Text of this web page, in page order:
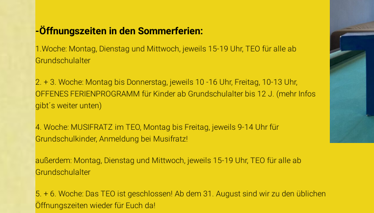
-Öffnungszeiten in den Sommerferien:
1.Woche: Montag, Dienstag und Mittwoch, jeweils 15-19 Uhr, TEO für alle ab
Grundschulalter
2. + 3. Woche: Montag bis Donnerstag, jeweils 10 -16 Uhr, Freitag, 10-13 Uhr,
OFFENES FERIENPROGRAMM für Kinder ab Grundschulalter bis 12 J. (mehr Infos
gibt´s weiter unten)
4. Woche: MUSIFRATZ im TEO, Montag bis Freitag, jeweils 9-14 Uhr für
Grundschulkinder, Anmeldung bei Musifratz!
außerdem: Montag, Dienstag und Mittwoch, jeweils 15-19 Uhr, TEO für alle ab
Grundschulalter
5. + 6. Woche: Das TEO ist geschlossen! Ab dem 31. August sind wir zu den üblichen
Öffnungszeiten wieder für Euch da!